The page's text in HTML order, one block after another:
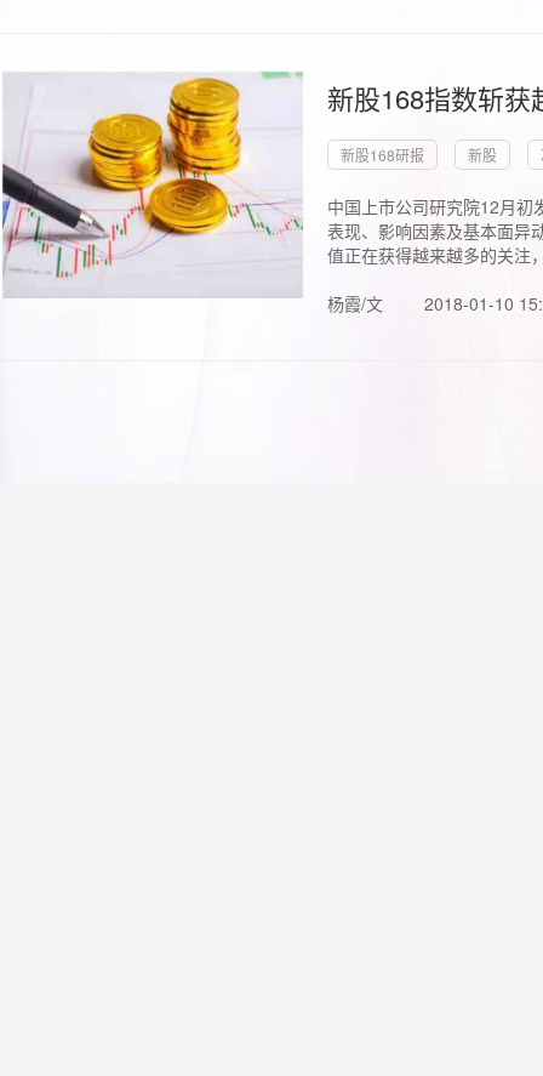
新股168指数斩
新股168研报 新股
中国上市公司研究院12月初
表现、影响因素及基本面异
值正在获得越来越多的关注
杨霞/文
2018-01-10